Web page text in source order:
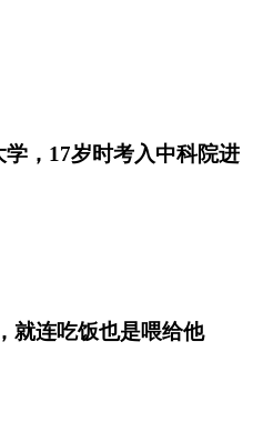
，17岁时考入中科院进
就连吃饭也是喂给他